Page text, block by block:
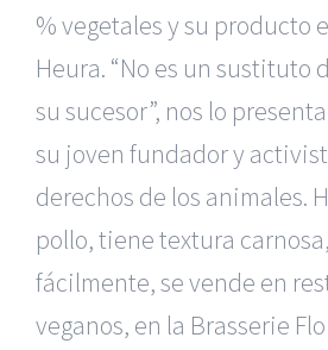
% vegetales y su producto
Heura. “No es un sustituto
su sucesor”, nos lo
su joven fundador y
derechos de los animales.
pollo, tiene textura
fácilmente, se vende en
veganos, en la Brasserie